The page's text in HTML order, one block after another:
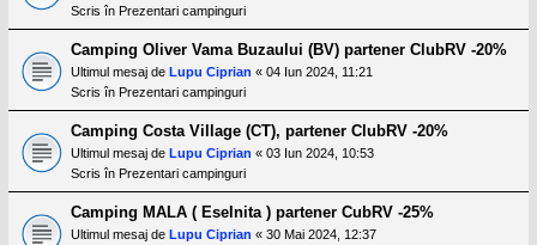
Scris în Prezentari campinguri
Camping Oliver Vama Buzaului (BV) partener ClubRV -20%
Ultimul mesaj de Lupu Ciprian « 04 Iun 2024, 11:21
Scris în Prezentari campinguri
Camping Costa Village (CT), partener ClubRV -20%
Ultimul mesaj de Lupu Ciprian « 03 Iun 2024, 10:53
Scris în Prezentari campinguri
Camping MALA ( Eselnita ) partener CubRV -25%
Ultimul mesaj de Lupu Ciprian « 30 Mai 2024, 12:37